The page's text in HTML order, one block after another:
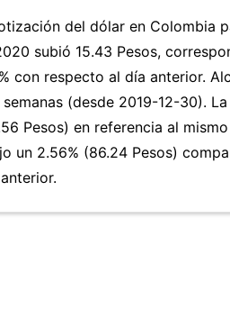
del dólar en Colombia
subió 15.43 Pesos,
con respecto al día anterior.
(desde 2019-12-30).
Pesos) en referencia al
un 2.56% (86.24 Pesos)